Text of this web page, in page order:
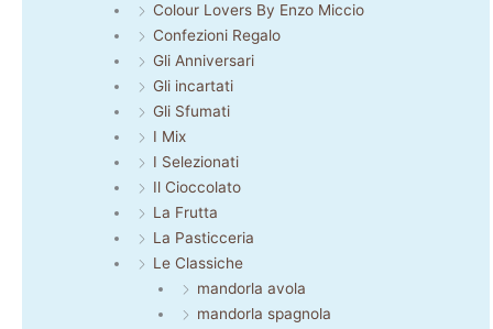
Colour Lovers By Enzo Miccio
Confezioni Regalo
Gli Anniversari
Gli incartati
Gli Sfumati
I Mix
I Selezionati
Il Cioccolato
La Frutta
La Pasticceria
Le Classiche
mandorla avola
mandorla spagnola